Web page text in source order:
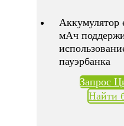
Аккумулятор
мАч
пауэрбанка
Запрос
Найти